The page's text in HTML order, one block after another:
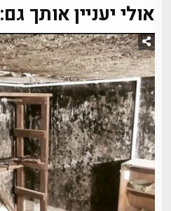
אולי יעניין אותך גם: